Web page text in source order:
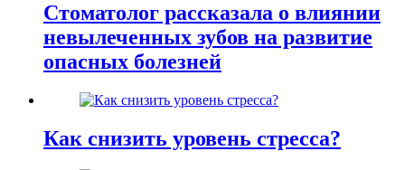
Стоматолог рассказала о влиянии
невылеченных зубов на развитие
опасных болезней
Как снизить уровень стресса?